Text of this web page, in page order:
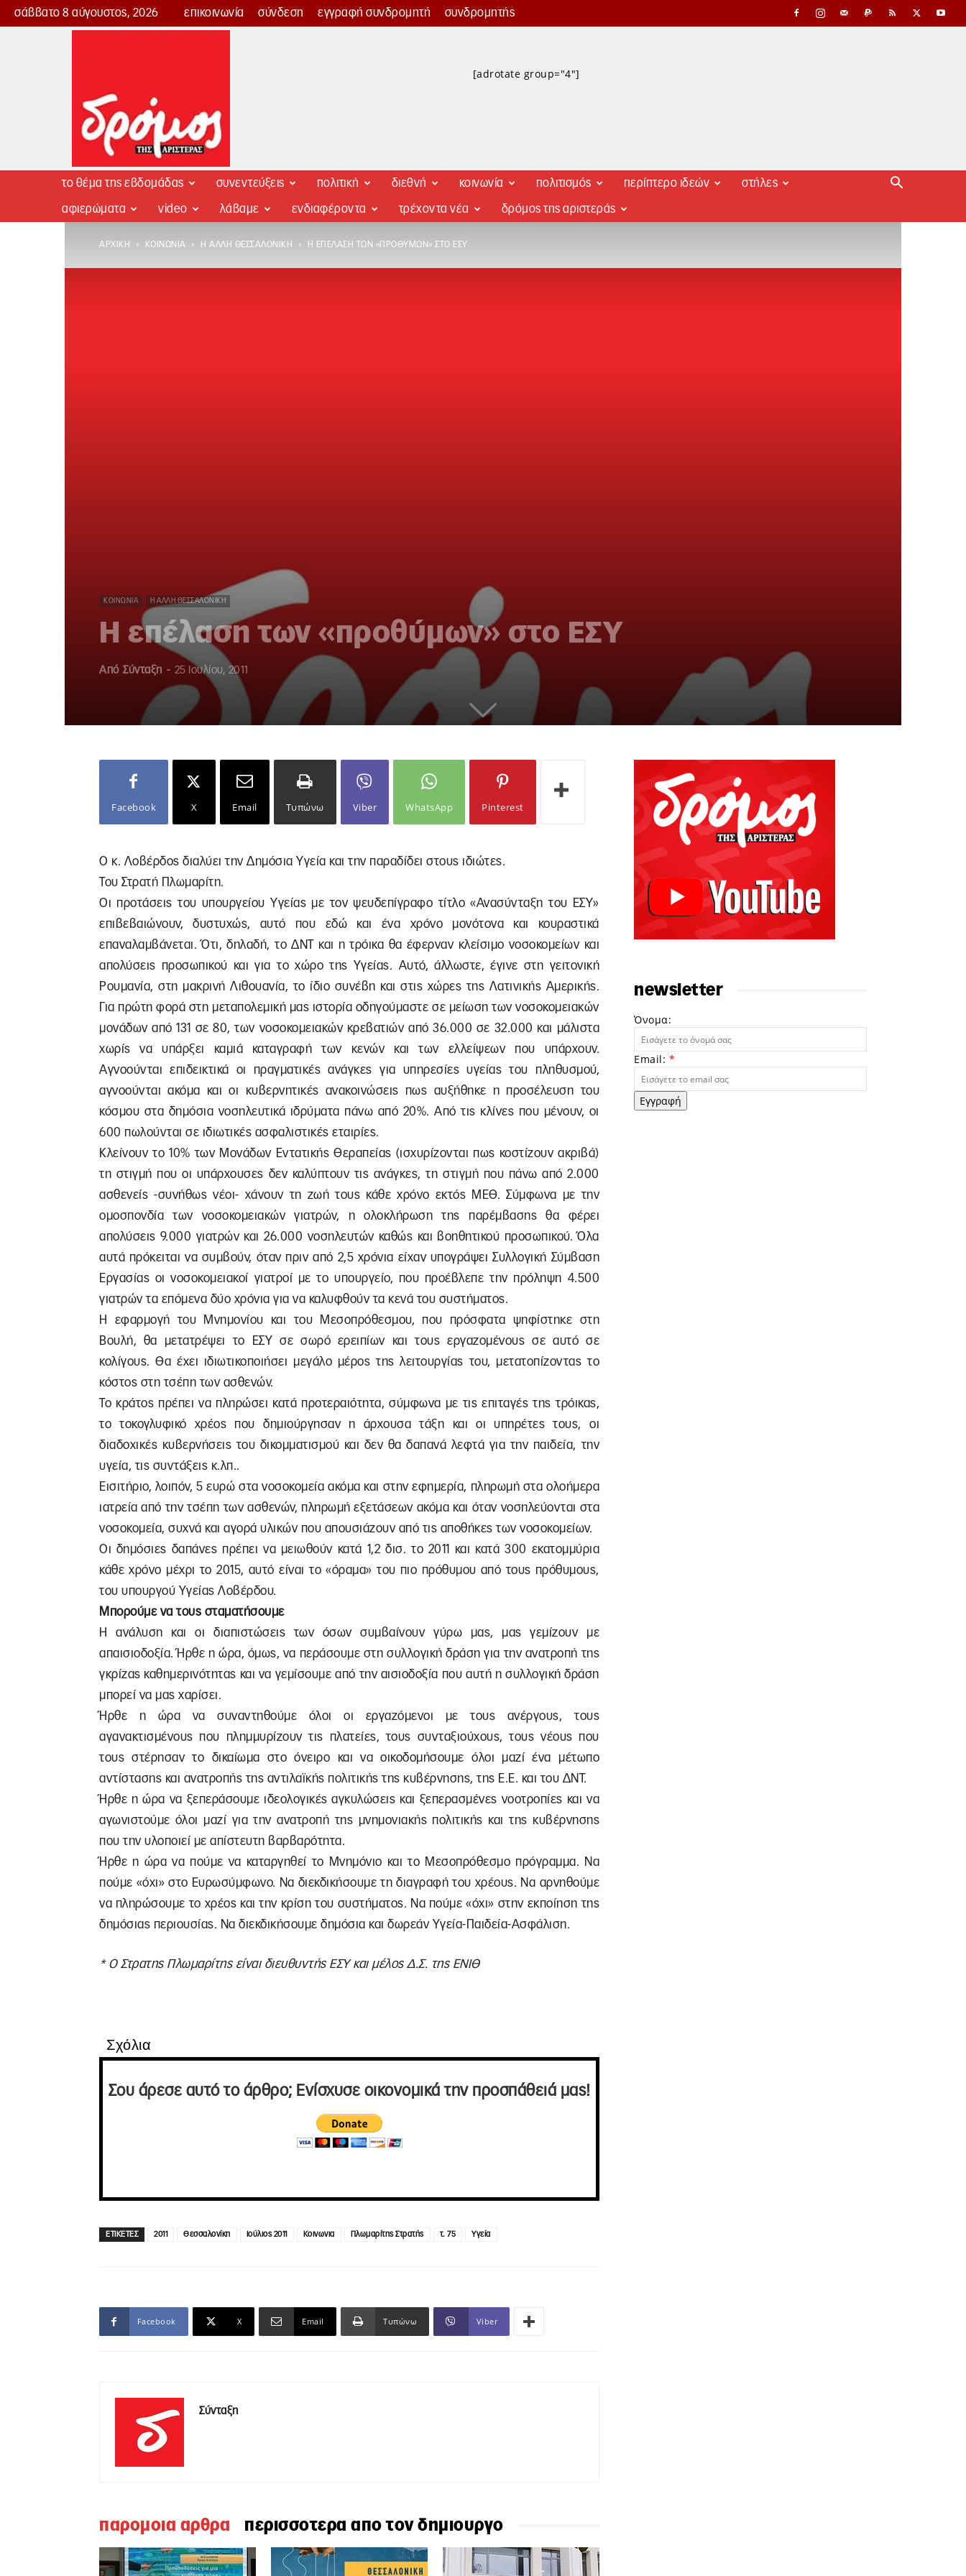
σάββατο 8 αύγουστος, 2026 επικοινωνία σύνδεση εγγραφή συνδρομητή συνδρομητής
Δρόμος
[adrotate group="4"]
το θέμα της εβδομάδας συνεντεύξεις πολιτική διεθνή κοινωνία πολιτισμός περίπτερο ιδεών στήλες
αφιερώματα video λάβαμε ενδιαφέροντα τρέχοντα νέα δρόμος της αριστεράς
ΑΡΧΙΚΉ ΚΟΙΝΩΝΊΑ Η ΆΛΛΗ ΘΕΣΣΑΛΟΝΊΚΗ Η ΕΠΈΛΑΣΗ ΤΩΝ «ΠΡΟΘΎΜΩΝ» ΣΤΟ ΕΣΥ
ΚΟΙΝΩΝΊΑ Η ΆΛΛΗ ΘΕΣΣΑΛΟΝΊΚΗ
Η επέλαση των «προθύμων» στο ΕΣΥ
Από Σύνταξη - 25 Ιουλίου, 2011
Facebook X Email Τυπώνω Viber WhatsApp Pinterest
Ο κ. Λοβέρδος διαλύει την Δημόσια Υγεία και την παραδίδει στους ιδιώτες.
Του Στρατή Πλωμαρίτη.
Οι προτάσεις του υπουργείου Υγείας με τον ψευδεπίγραφο τίτλο «Ανασύνταξη του ΕΣΥ»
επιβεβαιώνουν, δυστυχώς, αυτό που εδώ και ένα χρόνο μονότονα και κουραστικά
επαναλαμβάνεται. Ότι, δηλαδή, το ΔΝΤ και η τρόικα θα έφερναν κλείσιμο νοσοκομείων και
απολύσεις προσωπικού και για το χώρο της Υγείας. Αυτό, άλλωστε, έγινε στη γειτονική
Ρουμανία, στη μακρινή Λιθουανία, το ίδιο συνέβη και στις χώρες της Λατινικής Αμερικής.
Για πρώτη φορά στη μεταπολεμική μας ιστορία οδηγούμαστε σε μείωση των νοσοκομειακών
μονάδων από 131 σε 80, των νοσοκομειακών κρεβατιών από 36.000 σε 32.000 και μάλιστα
χωρίς να υπάρξει καμιά καταγραφή των κενών και των ελλείψεων που υπάρχουν.
Αγνοούνται επιδεικτικά οι πραγματικές ανάγκες για υπηρεσίες υγείας του πληθυσμού,
αγνοούνται ακόμα και οι κυβερνητικές ανακοινώσεις πως αυξήθηκε η προσέλευση του
κόσμου στα δημόσια νοσηλευτικά ιδρύματα πάνω από 20%. Από τις κλίνες που μένουν, οι
600 πωλούνται σε ιδιωτικές ασφαλιστικές εταιρίες.
Κλείνουν το 10% των Μονάδων Εντατικής Θεραπείας (ισχυρίζονται πως κοστίζουν ακριβά)
τη στιγμή που οι υπάρχουσες δεν καλύπτουν τις ανάγκες, τη στιγμή που πάνω από 2.000
ασθενείς -συνήθως νέοι- χάνουν τη ζωή τους κάθε χρόνο εκτός ΜΕΘ. Σύμφωνα με την
ομοσπονδία των νοσοκομειακών γιατρών, η ολοκλήρωση της παρέμβασης θα φέρει
απολύσεις 9.000 γιατρών και 26.000 νοσηλευτών καθώς και βοηθητικού προσωπικού. Όλα
αυτά πρόκειται να συμβούν, όταν πριν από 2,5 χρόνια είχαν υπογράψει Συλλογική Σύμβαση
Εργασίας οι νοσοκομειακοί γιατροί με το υπουργείο, που προέβλεπε την πρόληψη 4.500
γιατρών τα επόμενα δύο χρόνια για να καλυφθούν τα κενά του συστήματος.
Η εφαρμογή του Μνημονίου και του Μεσοπρόθεσμου, που πρόσφατα ψηφίστηκε στη
Βουλή, θα μετατρέψει το ΕΣΥ σε σωρό ερειπίων και τους εργαζομένους σε αυτό σε
κολίγους. Θα έχει ιδιωτικοποιήσει μεγάλο μέρος της λειτουργίας του, μετατοπίζοντας το
κόστος στη τσέπη των ασθενών.
Το κράτος πρέπει να πληρώσει κατά προτεραιότητα, σύμφωνα με τις επιταγές της τρόικας,
το τοκογλυφικό χρέος που δημιούργησαν η άρχουσα τάξη και οι υπηρέτες τους, οι
διαδοχικές κυβερνήσεις του δικομματισμού και δεν θα δαπανά λεφτά για την παιδεία, την
υγεία, τις συντάξεις κ.λπ..
Εισιτήριο, λοιπόν, 5 ευρώ στα νοσοκομεία ακόμα και στην εφημερία, πληρωμή στα ολοήμερα
ιατρεία από την τσέπη των ασθενών, πληρωμή εξετάσεων ακόμα και όταν νοσηλεύονται στα
νοσοκομεία, συχνά και αγορά υλικών που απουσιάζουν από τις αποθήκες των νοσοκομείων.
Οι δημόσιες δαπάνες πρέπει να μειωθούν κατά 1,2 δισ. το 2011 και κατά 300 εκατομμύρια
κάθε χρόνο μέχρι το 2015, αυτό είναι το «όραμα» του πιο πρόθυμου από τους πρόθυμους,
του υπουργού Υγείας Λοβέρδου.
Μπορούμε να τους σταματήσουμε
Η ανάλυση και οι διαπιστώσεις των όσων συμβαίνουν γύρω μας, μας γεμίζουν με
απαισιοδοξία. Ήρθε η ώρα, όμως, να περάσουμε στη συλλογική δράση για την ανατροπή της
γκρίζας καθημερινότητας και να γεμίσουμε από την αισιοδοξία που αυτή η συλλογική δράση
μπορεί να μας χαρίσει.
Ήρθε η ώρα να συναντηθούμε όλοι οι εργαζόμενοι με τους ανέργους, τους
αγανακτισμένους που πλημμυρίζουν τις πλατείες, τους συνταξιούχους, τους νέους που
τους στέρησαν το δικαίωμα στο όνειρο και να οικοδομήσουμε όλοι μαζί ένα μέτωπο
αντίστασης και ανατροπής της αντιλαϊκής πολιτικής της κυβέρνησης, της Ε.Ε. και του ΔΝΤ.
Ήρθε η ώρα να ξεπεράσουμε ιδεολογικές αγκυλώσεις και ξεπερασμένες νοοτροπίες και να
αγωνιστούμε όλοι μαζί για την ανατροπή της μνημονιακής πολιτικής και της κυβέρνησης
που την υλοποιεί με απίστευτη βαρβαρότητα.
Ήρθε η ώρα να πούμε να καταργηθεί το Μνημόνιο και το Μεσοπρόθεσμο πρόγραμμα. Να
πούμε «όχι» στο Ευρωσύμφωνο. Να διεκδικήσουμε τη διαγραφή του χρέους. Να αρνηθούμε
να πληρώσουμε το χρέος και την κρίση του συστήματος. Να πούμε «όχι» στην εκποίηση της
δημόσιας περιουσίας. Να διεκδικήσουμε δημόσια και δωρεάν Υγεία-Παιδεία-Ασφάλιση.
* Ο Στρατης Πλωμαρίτης είναι διευθυντής ΕΣΥ και μέλος Δ.Σ. της ΕΝΙΘ
Σχόλια
Σου άρεσε αυτό το άρθρο; Ενίσχυσε οικονομικά την προσπάθειά μας!
ΕΤΙΚΕΤΕΣ 2011 Θεσσαλονίκη Ιούλιος 2011 Κοινωνια Πλωμαρίτης Στρατής τ. 75 Υγεία
Facebook X Email Τυπώνω Viber
Σύνταξη
παρομοια αρθρα περισσοτερα απο τον δημιουργο
newsletter
Όνομα:
Email: *
Εγγραφή